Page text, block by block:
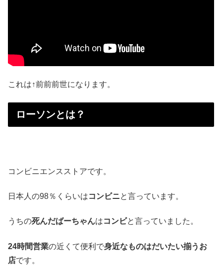
これは↑前前前世になります。
ローソンとは？
コンビニエンスストアです。
日本人の98％くらいはコンビニと言っています。
うちの死んだばーちゃんはコンビと言っていました。
24時間営業の近くて便利で身近なものはだいたい揃うお
店です。